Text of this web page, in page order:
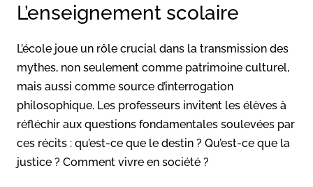
L’enseignement scolaire
L’école joue un rôle crucial dans la transmission des
mythes, non seulement comme patrimoine culturel,
mais aussi comme source d’interrogation
philosophique. Les professeurs invitent les élèves à
réfléchir aux questions fondamentales soulevées par
ces récits : qu’est-ce que le destin ? Qu’est-ce que la
justice ? Comment vivre en société ?